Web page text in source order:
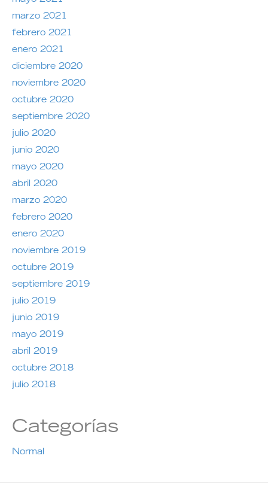
marzo 2021
febrero 2021
enero 2021
diciembre 2020
noviembre 2020
octubre 2020
septiembre 2020
julio 2020
junio 2020
mayo 2020
abril 2020
marzo 2020
febrero 2020
enero 2020
noviembre 2019
octubre 2019
septiembre 2019
julio 2019
junio 2019
mayo 2019
abril 2019
octubre 2018
julio 2018
Categorías
Normal